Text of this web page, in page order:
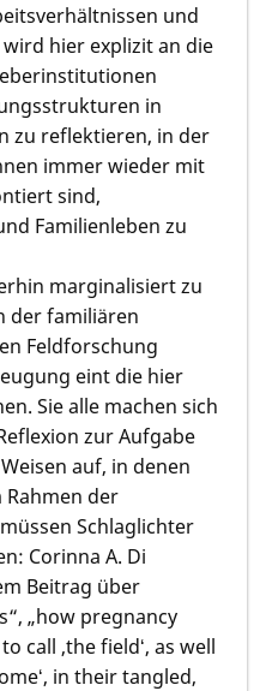
und
hier explizit an die
in
zu reflektieren, in der
immer wieder mit
sind,
Familienleben zu
marginalisiert zu
der familiären
Feldforschung
eint die hier
Sie alle machen sich
zur Aufgabe
auf, in denen
Rahmen der
Schlaglichter
Corinna A. Di
Beitrag über
„how pregnancy
call ,the fieldʻ, as well
in their tangled,